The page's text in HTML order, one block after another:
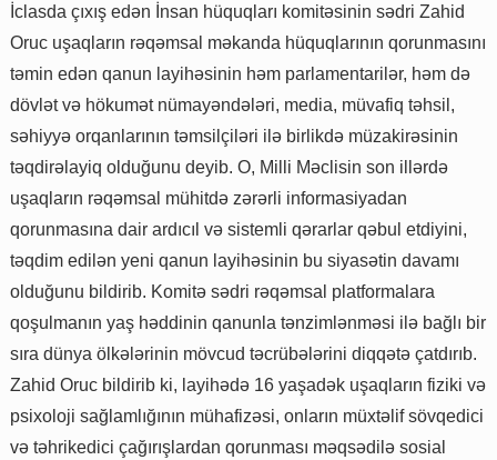
İclasda çıxış edən İnsan hüquqları komitəsinin sədri Zahid
Oruc uşaqların rəqəmsal məkanda hüquqlarının qorunmasını
təmin edən qanun layihəsinin həm parlamentarilər, həm də
dövlət və hökumət nümayəndələri, media, müvafiq təhsil,
səhiyyə orqanlarının təmsilçiləri ilə birlikdə müzakirəsinin
təqdirəlayiq olduğunu deyib. O, Milli Məclisin son illərdə
uşaqların rəqəmsal mühitdə zərərli informasiyadan
qorunmasına dair ardıcıl və sistemli qərarlar qəbul etdiyini,
təqdim edilən yeni qanun layihəsinin bu siyasətin davamı
olduğunu bildirib. Komitə sədri rəqəmsal platformalara
qoşulmanın yaş həddinin qanunla tənzimlənməsi ilə bağlı bir
sıra dünya ölkələrinin mövcud təcrübələrini diqqətə çatdırıb.
Zahid Oruc bildirib ki, layihədə 16 yaşadək uşaqların fiziki və
psixoloji sağlamlığının mühafizəsi, onların müxtəlif sövqedici
və təhrikedici çağırışlardan qorunması məqsədilə sosial